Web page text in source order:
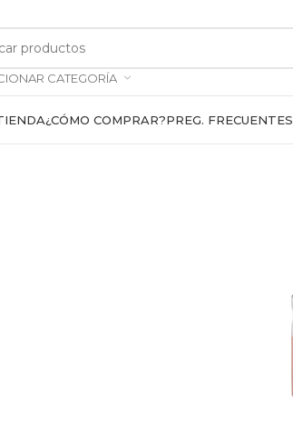
CATEGORÍA
¿CÓMO COMPRAR?PREG. FRECUENTES